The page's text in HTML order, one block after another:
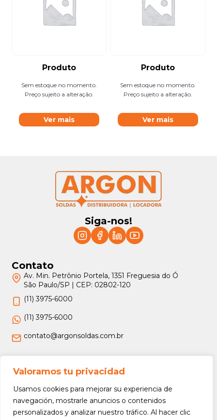
Valoramos tu privacidad
Usamos cookies para mejorar su experiencia de
navegación, mostrarle anuncios o contenidos
personalizados y analizar nuestro tráfico. Al hacer clic
Produto
Sem estoque no momento.
Preço sujeito a alteração.
Ver mais
Produto
Sem estoque no momento.
Preço sujeito a alteração.
Ver mais
Siga-nos!
Contato
Av. Min. Petrônio Portela, 1351 Freguesia do Ó
São Paulo/SP | CEP: 02802-120
(11) 3975-6000
(11) 3975-6000
contato@argonsoldas.com.br
Jurídico
Termos e Condições
Política de Privacidade
Política de Devolução e Reembolso